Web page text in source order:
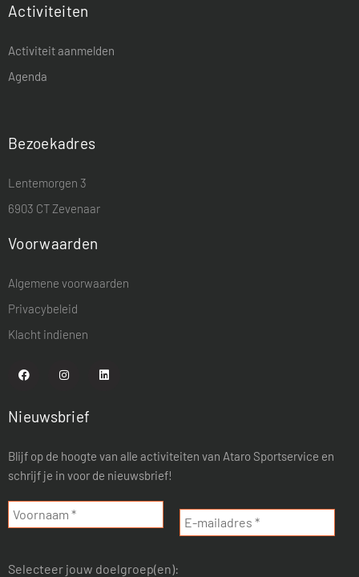
Activiteiten
Activiteit aanmelden
Agenda
Bezoekadres
Lentemorgen 3
6903 CT Zevenaar
Voorwaarden
Algemene voorwaarden
Privacybeleid
Klacht indienen
Nieuwsbrief
Blijf op de hoogte van alle activiteiten van Ataro Sportservice en
schrijf je in voor de nieuwsbrief!
Selecteer jouw doelgroep(en):